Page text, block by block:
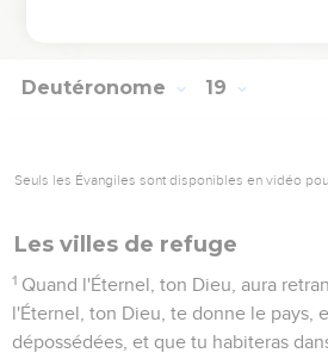
Deutéronome 19
Seuls les Évangiles sont disponibles en vidéo
Les villes de refuge
1 Quand l'Éternel, ton Dieu, aura
l'Éternel, ton Dieu, te donne le pays,
dépossédées, et que tu habiteras